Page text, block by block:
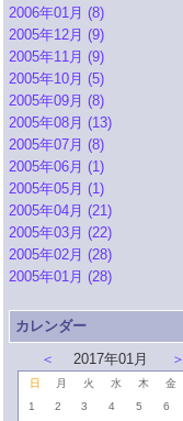
2006年01月 (8)
2005年12月 (9)
2005年11月 (9)
2005年10月 (5)
2005年09月 (8)
2005年08月 (13)
2005年07月 (8)
2005年06月 (1)
2005年05月 (1)
2005年04月 (21)
2005年03月 (22)
2005年02月 (28)
2005年01月 (28)
カレンダー
＜
2017年01月 ＞
日 月 火 水 木 金
1
2 3 4 5 6